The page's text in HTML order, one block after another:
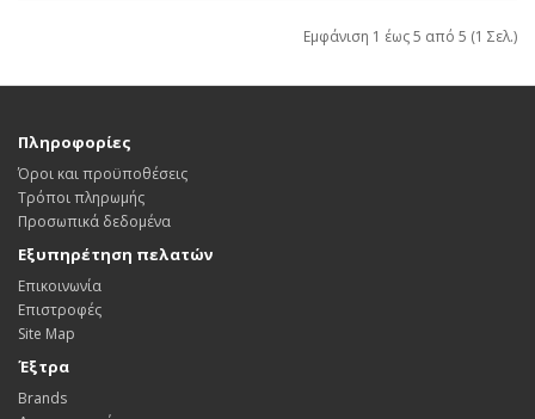
Εμφάνιση 1 έως 5 από 5 (1 Σελ.)
Πληροφορίες
Όροι και προϋποθέσεις
Τρόποι πληρωμής
Προσωπικά δεδομένα
Εξυπηρέτηση πελατών
Επικοινωνία
Επιστροφές
Site Map
Έξτρα
Brands